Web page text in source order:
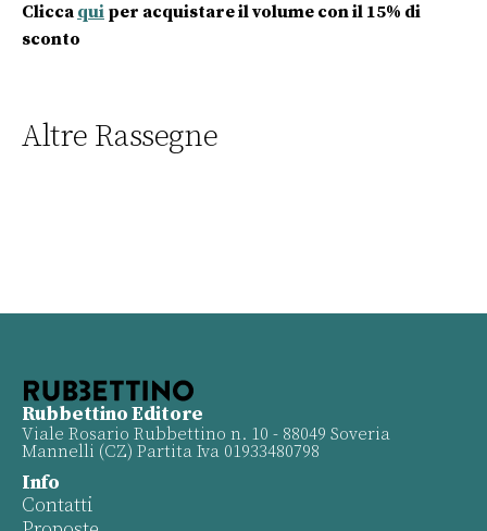
Clicca qui per acquistare il volume con il 15% di
sconto
Altre Rassegne
Rubbettino Editore
Viale Rosario Rubbettino n. 10 - 88049 Soveria
Mannelli (CZ) Partita Iva 01933480798
Info
Contatti